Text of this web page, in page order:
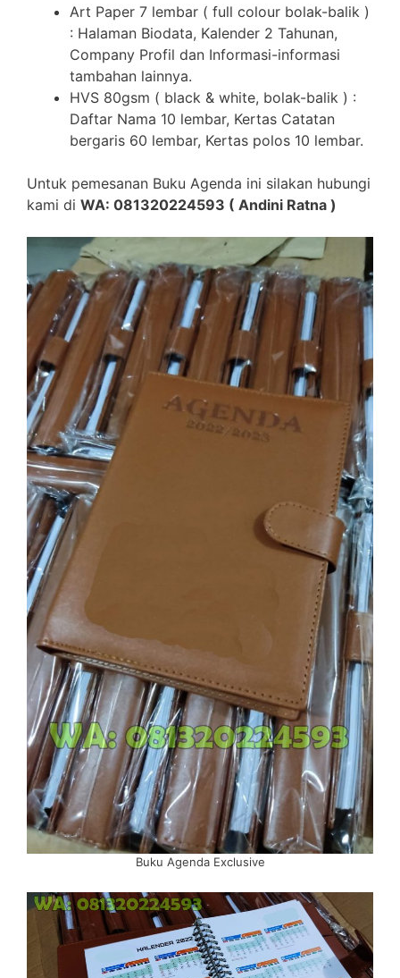
Art Paper 7 lembar ( full colour bolak-balik )
: Halaman Biodata, Kalender 2 Tahunan,
Company Profil dan Informasi-informasi
tambahan lainnya.
HVS 80gsm ( black & white, bolak-balik ) :
Daftar Nama 10 lembar, Kertas Catatan
bergaris 60 lembar, Kertas polos 10 lembar.
Untuk pemesanan Buku Agenda ini silakan hubungi
kami di WA: 081320224593 ( Andini Ratna )
Buku Agenda Exclusive